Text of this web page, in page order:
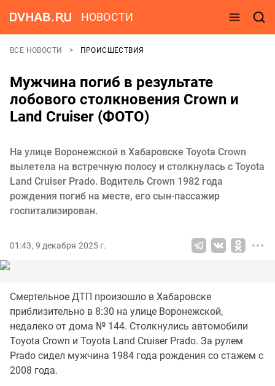
НОВОСТИ
ВСЕ НОВОСТИ ПРОИСШЕСТВИЯ
Мужчина погиб в результате
лобового столкновения Crown и
Land Cruiser (ФОТО)
На улице Воронежской в Хабаровске Toyota Crown
вылетела на встречную полосу и столкнулась с Toyota
Land Cruiser Prado. Водитель Crown 1982 года
рождения погиб на месте, его сын-пассажир
госпитализирован.
01:43, 9 декабря 2025 г.
Смертельное ДТП произошло в Хабаровске
приблизительно в 8:30 на улице Воронежской,
недалеко от дома № 144. Столкнулись автомобили
Toyota Crown и Toyota Land Cruiser Prado. За рулем
Prado сидел мужчина 1984 года рождения со стажем с
2008 года.